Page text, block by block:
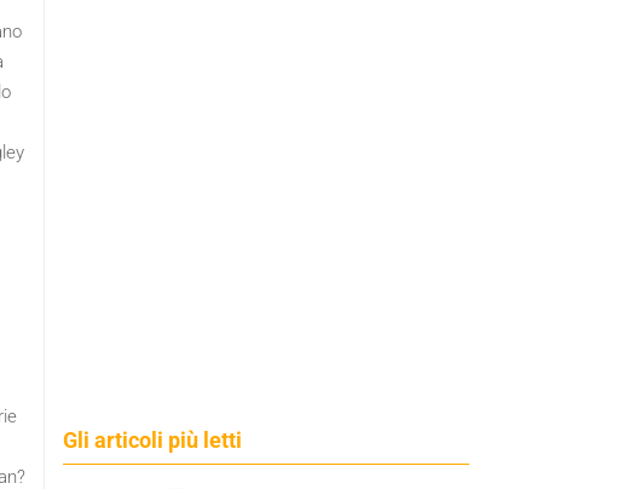
Gli articoli più letti